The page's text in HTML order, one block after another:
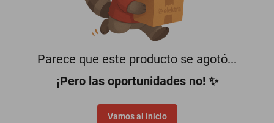
Parece que este producto se agotó...
¡Pero las oportunidades no! ✨
Vamos al inicio
oppo
motoneta